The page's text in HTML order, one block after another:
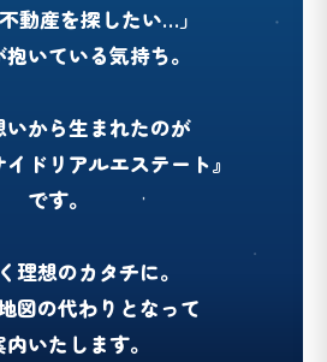
動産を探したい…」
いている気持ち。
いから生まれたのが
イドリアルエステート』
です。
理想のカタチに。
図の代わりとなって
内いたします。